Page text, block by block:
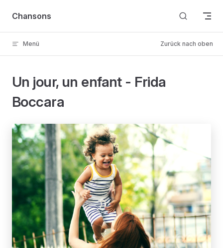
Skip to content
Chansons
Menü Zurück nach oben
Un jour, un enfant - Frida
Boccara